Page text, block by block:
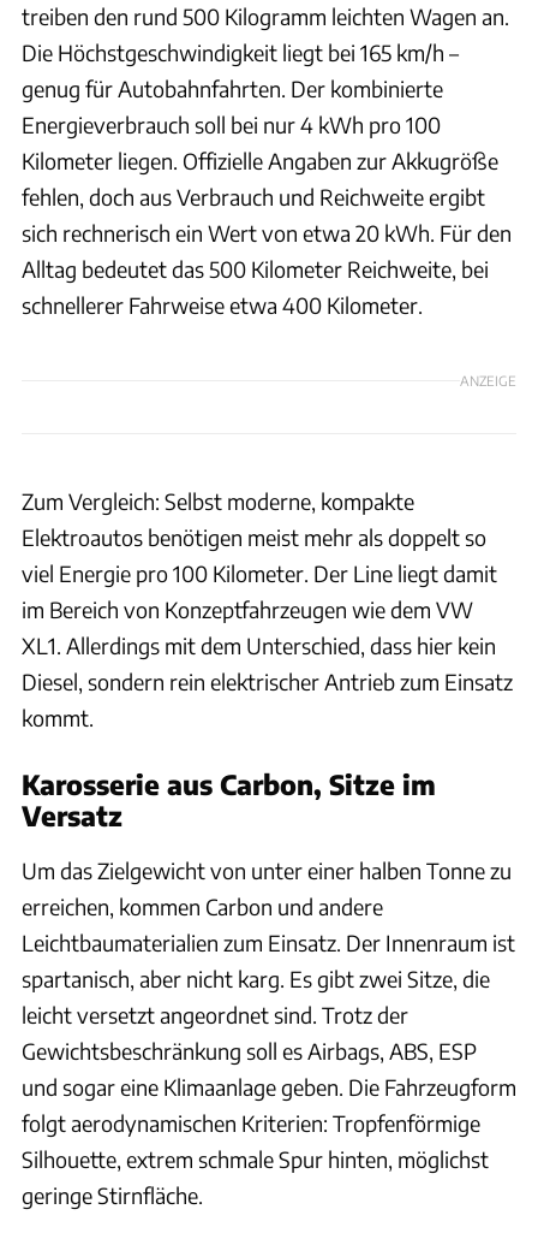
treiben den rund 500 Kilogramm leichten Wagen an.
Die Höchstgeschwindigkeit liegt bei 165 km/h –
genug für Autobahnfahrten. Der kombinierte
Energieverbrauch soll bei nur 4 kWh pro 100
Kilometer liegen. Offizielle Angaben zur Akkugröße
fehlen, doch aus Verbrauch und Reichweite ergibt
sich rechnerisch ein Wert von etwa 20 kWh. Für den
Alltag bedeutet das 500 Kilometer Reichweite, bei
schnellerer Fahrweise etwa 400 Kilometer.
ANZEIGE
Zum Vergleich: Selbst moderne, kompakte
Elektroautos benötigen meist mehr als doppelt so
viel Energie pro 100 Kilometer. Der Line liegt damit
im Bereich von Konzeptfahrzeugen wie dem VW
XL1. Allerdings mit dem Unterschied, dass hier kein
Diesel, sondern rein elektrischer Antrieb zum Einsatz
kommt.
Karosserie aus Carbon, Sitze im
Versatz
Um das Zielgewicht von unter einer halben Tonne zu
erreichen, kommen Carbon und andere
Leichtbaumaterialien zum Einsatz. Der Innenraum ist
spartanisch, aber nicht karg. Es gibt zwei Sitze, die
leicht versetzt angeordnet sind. Trotz der
Gewichtsbeschränkung soll es Airbags, ABS, ESP
und sogar eine Klimaanlage geben. Die Fahrzeugform
folgt aerodynamischen Kriterien: Tropfenförmige
Silhouette, extrem schmale Spur hinten, möglichst
geringe Stirnfläche.